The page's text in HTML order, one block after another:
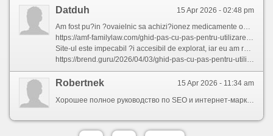
15 Apr 2026 - 02:48 pm
Datduh
Am fost pu?in ?ovaielnic sa achizi?ionez medicamente online in cazul primei incercari, dar aceasta magazin online a depa?it toate a?teptarile mele.
https://amf-familylaw.com/ghid-pas-cu-pas-pentru-utilizarea-eficient-a-2/
Site-ul este impecabil ?i accesibil de explorat, iar eu am regasit ce aveam nevoie in doar momente. Ei au cerut o prescrip?ie legala valabila, ceea ce m-a convins sa ma simt protejat ?i asigurat ca fiecare detaliu a fost legal.
https://brend.guru/2026/04/03/ghid-pas-cu-pas-pentru-utilizarea-produselor/
15 Apr 2026 - 11:34 am
Robertnek